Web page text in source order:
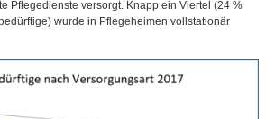
Pflegedienste versorgt. Knapp ein Viertel (24 %
wurde in Pflegeheimen vollstationär